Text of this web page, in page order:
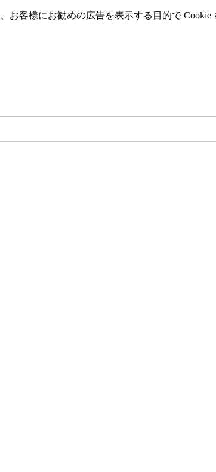
客様にお勧めの広告を表⽰する⽬的で Cookie